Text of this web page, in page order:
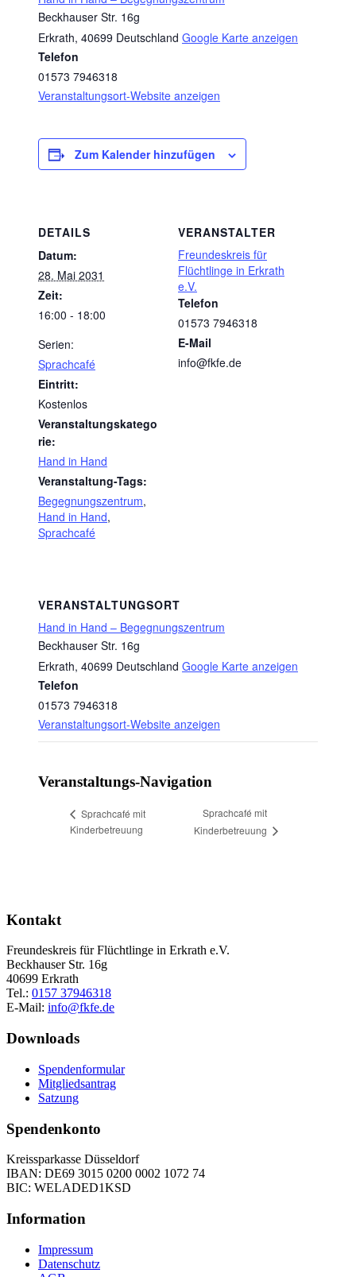
Beckhauser Str. 16g
Erkrath, 40699 Deutschland Google Karte anzeigen
Telefon
01573 7946318
Veranstaltungsort-Website anzeigen
Zum Kalender hinzufügen
DETAILS
Datum:
28. Mai 2031
Zeit:
16:00 - 18:00
Serien:
Sprachcafé
Eintritt:
Kostenlos
Veranstaltungskatego
rie:
Hand in Hand
Veranstaltung-Tags:
Begegnungszentrum,
Hand in Hand,
Sprachcafé
VERANSTALTER
Freundeskreis für
Flüchtlinge in Erkrath
e.V.
Telefon
01573 7946318
E-Mail
info@fkfe.de
VERANSTALTUNGSORT
Hand in Hand – Begegnungszentrum
Beckhauser Str. 16g
Erkrath, 40699 Deutschland Google Karte anzeigen
Telefon
01573 7946318
Veranstaltungsort-Website anzeigen
Veranstaltungs-Navigation
Sprachcafé mit
Kinderbetreuung
Sprachcafé mit
Kinderbetreuung
Kontakt
Freundeskreis für Flüchtlinge in Erkrath e.V.
Beckhauser Str. 16g
40699 Erkrath
Tel.: 0157 37946318
E-Mail: info@fkfe.de
Downloads
Spendenformular
Mitgliedsantrag
Satzung
Spendenkonto
Kreissparkasse Düsseldorf
IBAN: DE69 3015 0200 0002 1072 74
BIC: WELADED1KSD
Information
Impressum
Datenschutz